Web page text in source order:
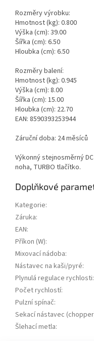
Rozměry výrobku:
Hmotnost (kg): 0.800
Výška (cm): 39.00
Šířka (cm): 6.50
Hloubka (cm): 6.50
Rozměry balení:
Hmotnost (kg): 0.945
Výška (cm): 8.00
Šířka (cm): 15.00
Hloubka (cm): 22.70
EAN: 8590393253944
Záruční doba: 24 měsíců
Výkonný stejnosměrný
noha, TURBO tlačítko.
Doplňkové
Kategorie:
Záruka:
EAN:
Příkon (W):
Mixovací nádoba:
Nástavec na kaši/pyré:
Plynulá regulace rychlosti:
Počet rychlostí:
Pulzní spínač:
Sekací nástavec
Šlehací metla: